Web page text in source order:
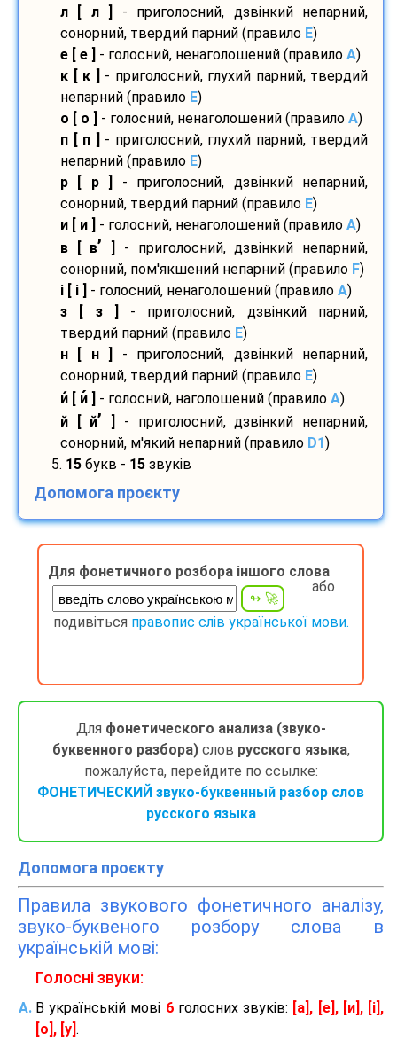
л [ л ]
- приголосний, дзвінкий непарний,
сонорний, твердий парний (правило E)
е [ е ]
- голосний, ненаголошений (правило A)
к [ к ]
- приголосний, глухий парний, твердий
непарний (правило E)
о [ о ]
- голосний, ненаголошений (правило A)
п [ п ]
- приголосний, глухий парний, твердий
непарний (правило E)
р [ р ]
- приголосний, дзвінкий непарний,
сонорний, твердий парний (правило E)
и [ и ]
- голосний, ненаголошений (правило A)
в [ в’
- приголосний, дзвінкий непарний,
сонорний, пом'якшений непарний (правило F)
і [ і ]
- голосний, ненаголошений (правило A)
з [ з ]
- приголосний, дзвінкий парний,
твердий парний (правило E)
н [ н ]
- приголосний, дзвінкий непарний,
сонорний, твердий парний (правило E)
и [ и - голосний, наголошений (правило A)
й [ й’
- приголосний, дзвінкий непарний,
сонорний, м'який непарний (правило D1)
5. 15 букв - 15 звуків
Допомога проєкту
Для фонетичного розбора іншого слова
або
подивіться правопис слів української мови.
Для фонетического анализа (звуко-
буквенного разбора)слов русского языка,
пожалуйста, перейдите по ссылке:
ФОНЕТИЧЕСКИЙ звуко-буквенный разбор слов
русского языка
Допомога проєкту
Правила звукового фонетичного аналізу,
звуко-буквеного розбору слова в
українській мові:
Голосні звуки:
В українській мові 6голосних звуків:
[а], [е], [и], [і],
[о], [у] .